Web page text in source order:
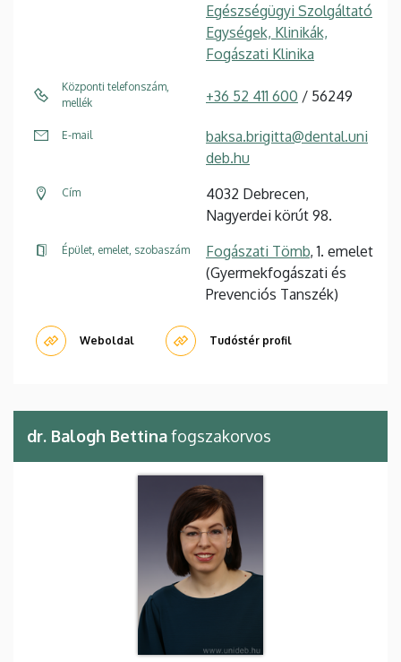
Egészségügyi Szolgáltató
Egységek, Klinikák,
Fogászati Klinika
Központi telefonszám,
mellék
+36 52 411 600 / 56249
E-mail
baksa.brigitta@dental.uni
deb.hu
Cím
4032 Debrecen,
Nagyerdei körút 98.
Épület, emelet, szobaszám Fogászati Tömb, 1. emelet
(Gyermekfogászati és
Prevenciós Tanszék)
Weboldal Tudóstér profil
dr. Balogh Bettinafogszakorvos